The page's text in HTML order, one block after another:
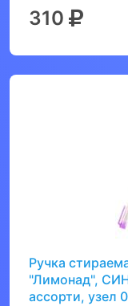
310
Ручка
"Лимонад",
ассорти, узел